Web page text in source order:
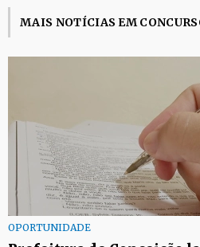
MAIS NOTÍCIAS EM
OPORTUNIDADE